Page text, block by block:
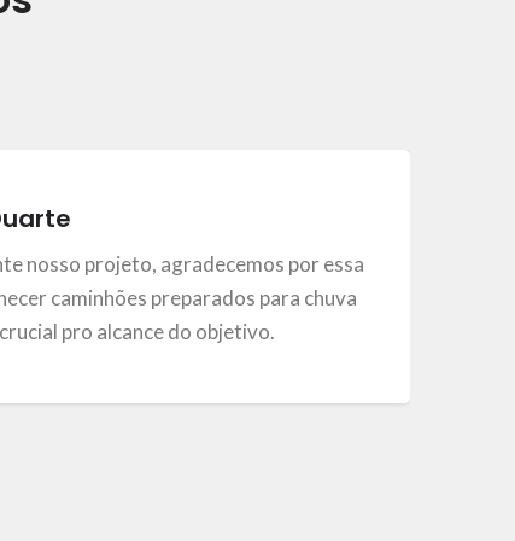
nosso projeto, agradecemos por essa
caminhões preparados para chuva
pro alcance do objetivo.